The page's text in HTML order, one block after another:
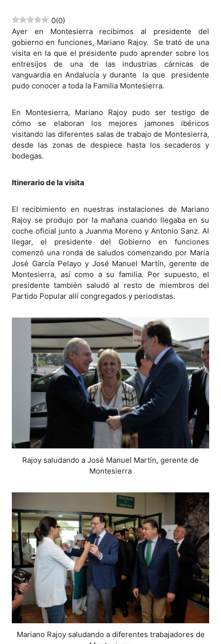
0(0)
Ayer en Montesierra recibimos al presidente del
gobierno en funciones, Mariano Rajoy. Se trató de una
visita en la que el presidente pudo aprender sobre los
entresijos de una de las industrias cárnicas de
vanguardia en Andalucía y durante la que presidente
pudo conocer a toda la Familia Montesierra.
En Montesierra, Mariano Rajoy pudo ser testigo de
cómo se elaboran los mejores jamones ibéricos
visitando las diferentes salas de trabajo de Montesierra,
desde las zonas de despiece hasta los secaderos y
bodegas.
Itinerario de la visita
El recibimiento en nuestras instalaciones de Mariano
Rajoy se produjo por la mañana cuando llegaba en su
coche oficial junto a Juanma Moreno y Antonio Sanz. Al
llegar, el presidente del Gobierno en funciones
comenzó una ronda de saludos comenzando por María
José García Pelayo y José Manuel Martín, gerente de
Montesierra, así como a su familia. Por supuesto, el
presidente también saludó al resto de miembros del
Partido Popular allí congregados y periodistas.
Rajoy saludando a José Manuel Martín, gerente de
Montesierra
Mariano Rajoy saludando a diferentes trabajadores de